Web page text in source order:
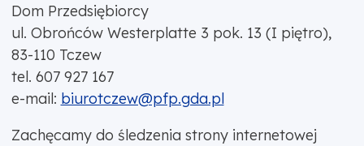
Dom Przedsiębiorcy
ul. Obrońców Westerplatte 3 pok. 13 (I piętro),
83-110 Tczew
tel. 607 927 167
e-mail: biurotczew@pfp.gda.pl
Zachęcamy do śledzenia strony internetowej